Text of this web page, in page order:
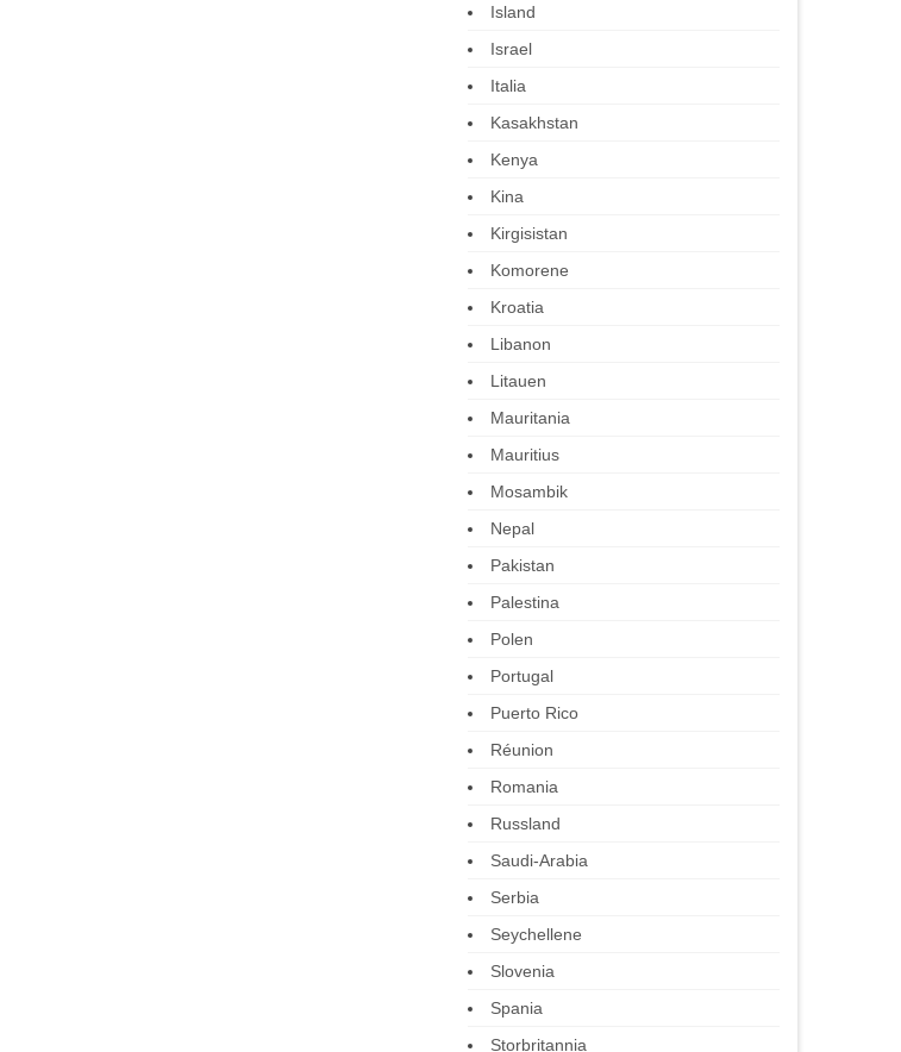
Island
Israel
Italia
Kasakhstan
Kenya
Kina
Kirgisistan
Komorene
Kroatia
Libanon
Litauen
Mauritania
Mauritius
Mosambik
Nepal
Pakistan
Palestina
Polen
Portugal
Puerto Rico
Réunion
Romania
Russland
Saudi-Arabia
Serbia
Seychellene
Slovenia
Spania
Storbritannia